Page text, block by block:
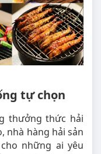
tự chọn
thưởng thức hải
nhà hàng hải sản
những ai yêu